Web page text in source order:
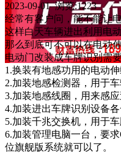
2023-09-01 浏览:1223
经常有客户问，能不能让
这样白天车辆进出利用电
那么到底可不可以在电动
电动门改装成车牌识别需
1.换装有地感功用的电动
2.加装地感检测器，用于
3.加装地感线圈，用来感
4.加装进出车牌识别设备
5.加装千兆交换机，用于
6.加装管理电脑一台，要
位旗舰版系统就可以了。